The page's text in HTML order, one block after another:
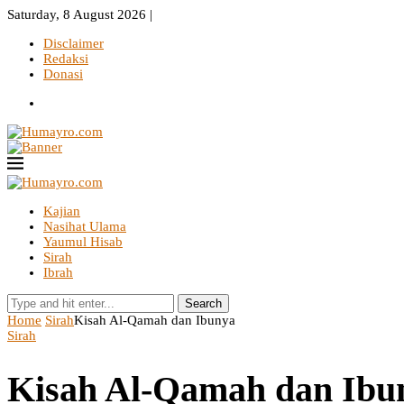
Saturday, 8 August 2026 |
Disclaimer
Redaksi
Donasi
Kajian
Nasihat Ulama
Yaumul Hisab
Sirah
Ibrah
Search
Home SirahKisah Al-Qamah dan Ibunya
Sirah
Kisah Al-Qamah dan